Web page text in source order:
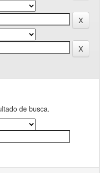
de busca.